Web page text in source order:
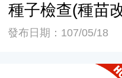
種子檢查(種苗
發布日期：107/05/18
我國蔬菜種子輸出入檢疫